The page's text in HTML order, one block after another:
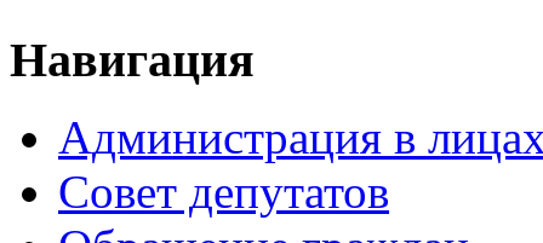
Навигация
Администрация в
Совет депутатов